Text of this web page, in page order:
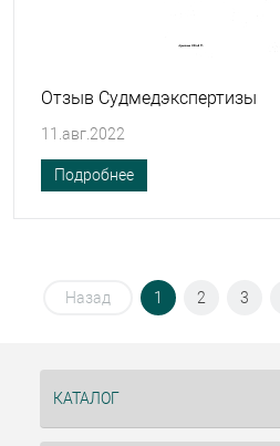
Отзыв Судмедэкспертизы
11.авг.2022
Подробнее
Назад 1 2 3
КАТАЛОГ